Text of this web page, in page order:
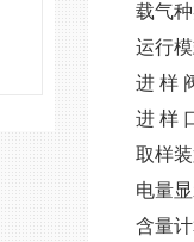
载气
运行
进 样
进 样
取样
电量
含量